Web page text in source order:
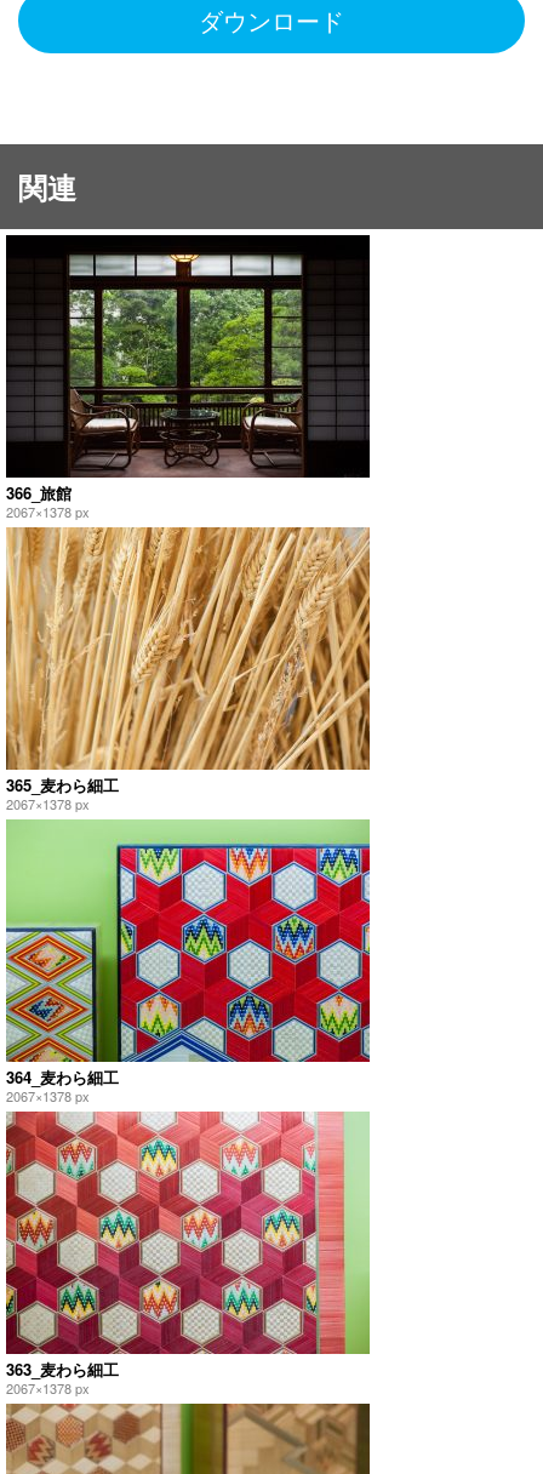
ダウンロード
関連
366_旅館
2067×1378 px
365_麦わら細工
2067×1378 px
364_麦わら細工
2067×1378 px
363_麦わら細工
2067×1378 px